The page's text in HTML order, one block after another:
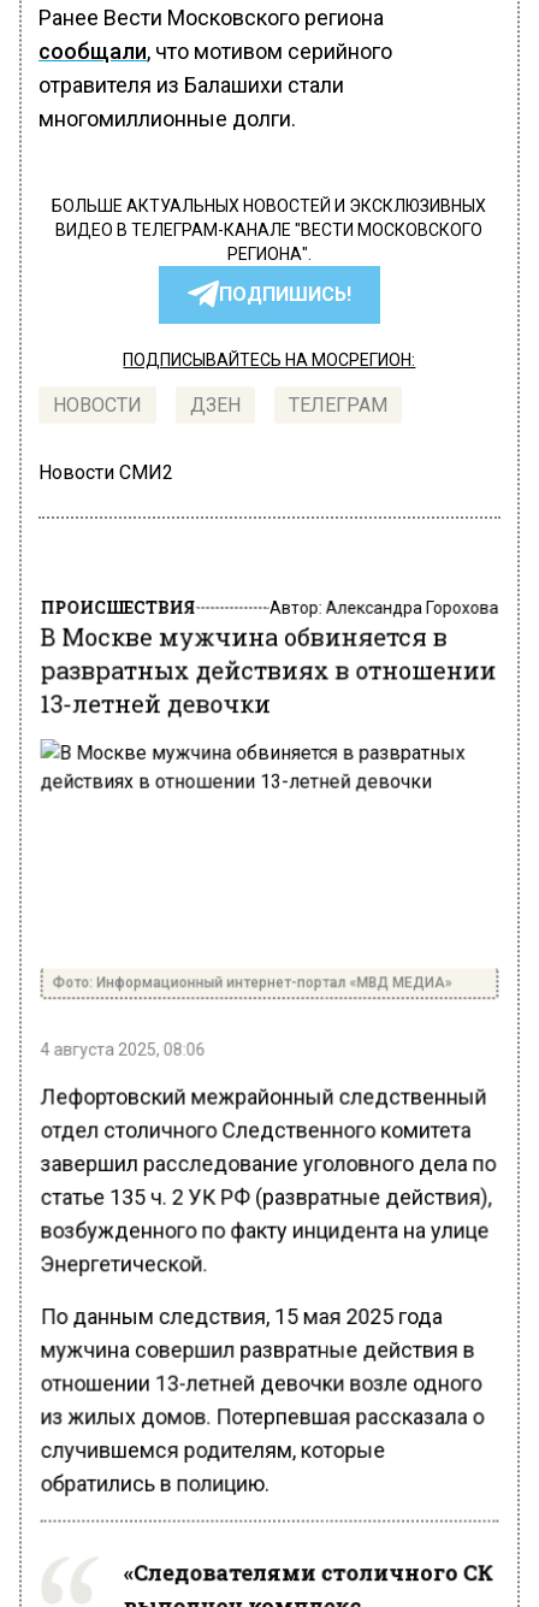
Ранее Вести Московского региона
сообщали, что мотивом серийного
отравителя из Балашихи стали
многомиллионные долги.
БОЛЬШЕ АКТУАЛЬНЫХ НОВОСТЕЙ И ЭКСКЛЮЗИВНЫХ
ВИДЕО В ТЕЛЕГРАМ-КАНАЛЕ "ВЕСТИ МОСКОВСКОГО
РЕГИОНА".
ПОДПИШИСЬ!
ПОДПИСЫВАЙТЕСЬ НА МОСРЕГИОН:
НОВОСТИ ДЗЕН ТЕЛЕГРАМ
Новости СМИ2
ПРОИСШЕСТВИЯ Автор: Александра Горохова
В Москве мужчина обвиняется в
развратных действиях в отношении
13-летней девочки
Фото: Информационный интернет-портал «МВД МЕДИА»
4 августа 2025, 08:06
Лефортовский межрайонный следственный
отдел столичного Следственного комитета
завершил расследование уголовного дела по
статье 135 ч. 2 УК РФ (развратные действия),
возбужденного по факту инцидента на улице
Энергетической.
По данным следствия, 15 мая 2025 года
мужчина совершил развратные действия в
отношении 13-летней девочки возле одного
из жилых домов. Потерпевшая рассказала о
случившемся родителям, которые
обратились в полицию.
«Следователями столичного СК